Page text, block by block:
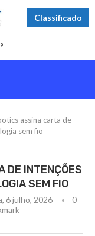
Classificado
assina carta de
sem fio
DE INTENÇÕES
SEM FIO
6 julho, 2026
0